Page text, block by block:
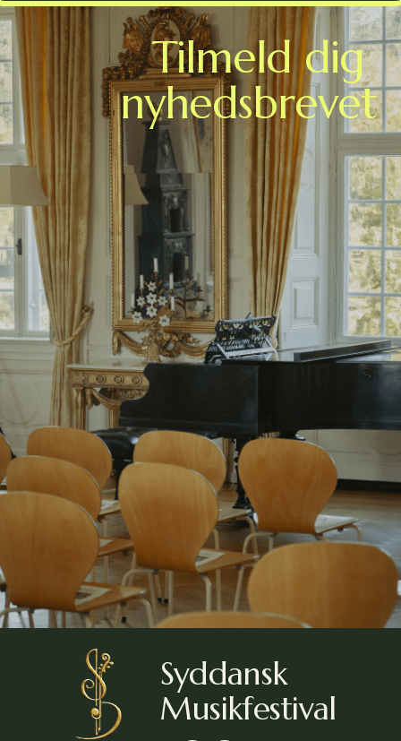
Tilmeld dig
nyhedsbrevet
Følg med i festivalens seneste nyheder og program
opdateringer gennem vores nyhedsbrev.
Tilmeld
Syddansk
Musikfestival